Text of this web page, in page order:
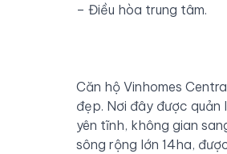
– Điều hòa trung tâm.
Căn hộ Vinhomes
đẹp. Nơi đây được
yên tĩnh, không gian
sông rộng lớn 14ha,